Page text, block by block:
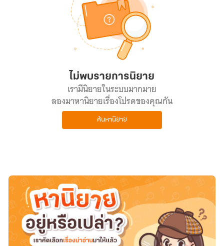
ไม่พบรายการนิยาย
เรามีนิยายในระบบมากมาย
ลองมาหานิยายเรื่องโปรดของคุณกัน
ค้นหานิยาย